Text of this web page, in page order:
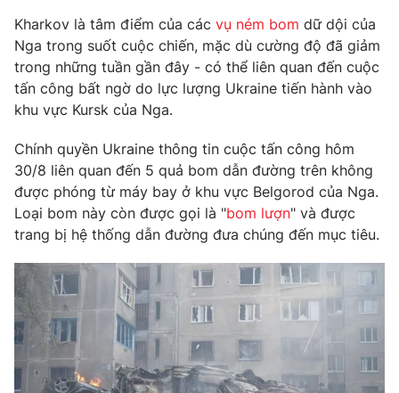
THỜI BÁO VTV
Theo dõi báo trên
Cơ quan chủ quản:Đài Truyền hình Việt Nam
Cơ quan báo chí: Thời báo VTV
Giấy phép hoạt động báo in và báo điện tử số 483/GP-BTTTT
cấp ngày 29/12/2023
Tổng Biên tập:Vũ Thanh Thủy
Phó Tổng Biên tập:Nguyễn Thị Mỹ Hạnh, Phạm Quốc Thắng,
Nguyễn Trọng Ninh
Tổng đài VTV:
024.38 355 931 - 024.38 355 932
Ðiện thoại Thời báo VTV: 024.66 897 897
Email: toasoan@vtv.vn
Kharkov là tâm điểm của các vụ ném bom dữ dội của
Nga trong suốt cuộc chiến, mặc dù cường độ đã giảm
trong những tuần gần đây - có thể liên quan đến cuộc
tấn công bất ngờ do lực lượng Ukraine tiến hành vào
khu vực Kursk của Nga.
Chính quyền Ukraine thông tin cuộc tấn công hôm
30/8 liên quan đến 5 quả bom dẫn đường trên không
được phóng từ máy bay ở khu vực Belgorod của Nga.
Loại bom này còn được gọi là "bom lượn" và được
trang bị hệ thống dẫn đường đưa chúng đến mục tiêu.